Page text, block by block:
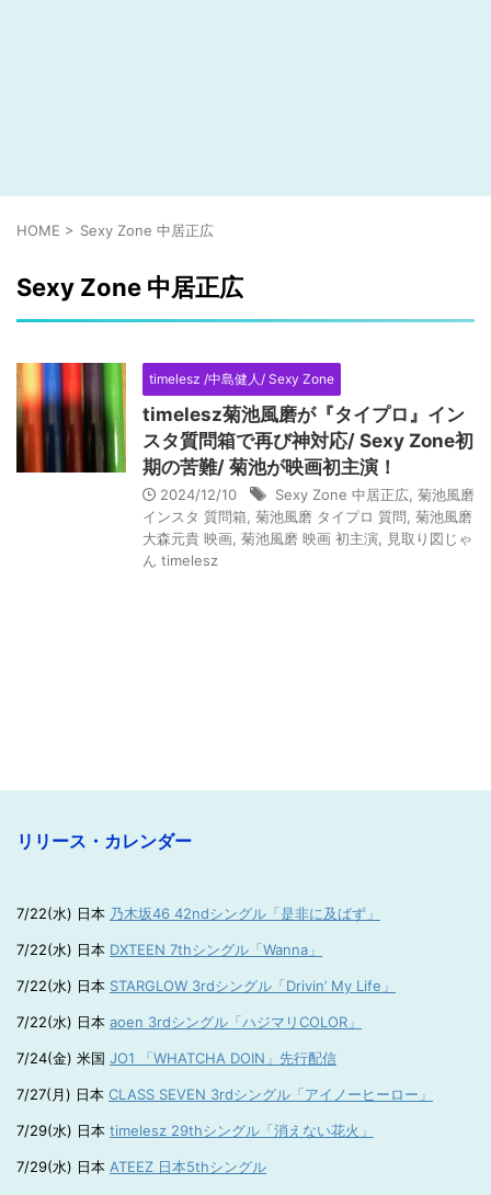
HOME > Sexy Zone 中居正広
Sexy Zone 中居正広
timelesz /中島健人/ Sexy Zone
timelesz菊池風磨が『タイプロ』イン
スタ質問箱で再び神対応/ Sexy Zone初
期の苦難/ 菊池が映画初主演！
2024/12/10 Sexy Zone 中居正広 菊池風磨
インスタ 質問箱 菊池風磨 タイプロ 質問 菊池風磨
大森元貴 映画 菊池風磨 映画 初主演
見取り図じゃ
ん timelesz
リリース・カレンダー
7/22(水) 日本 乃木坂46 42ndシングル「是非に及ばず」
7/22(水) 日本 DXTEEN 7thシングル「Wanna」
7/22(水) 日本 STARGLOW 3rdシングル「Drivin’ My Life」
7/22(水) 日本 aoen 3rdシングル「ハジマリCOLOR」
7/24(金) 米国 JO1 「WHATCHA DOIN」先行配信
7/27(月) 日本 CLASS SEVEN 3rdシングル「アイノーヒーロー」
7/29(水) 日本 timelesz 29thシングル「消えない花火」
7/29(水) 日本 ATEEZ 日本5thシングル